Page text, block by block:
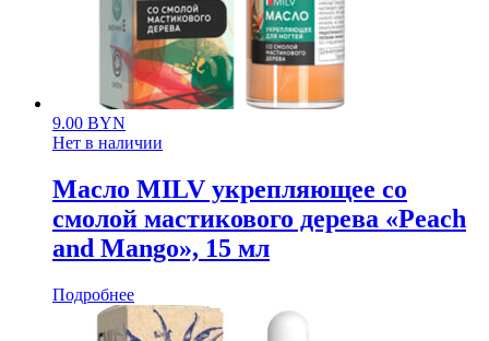
9.00 BYN
Нет в наличии
Масло MILV укрепляющее со
смолой мастикового дерева «Peach
and Mango», 15 мл
Подробнее